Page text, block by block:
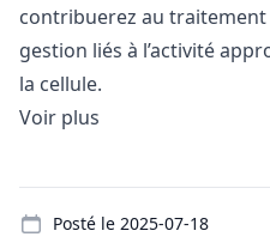
contribuerez au traitement
gestion liés à l’activité
la cellule.
Voir plus
Posté le 2025-07-18